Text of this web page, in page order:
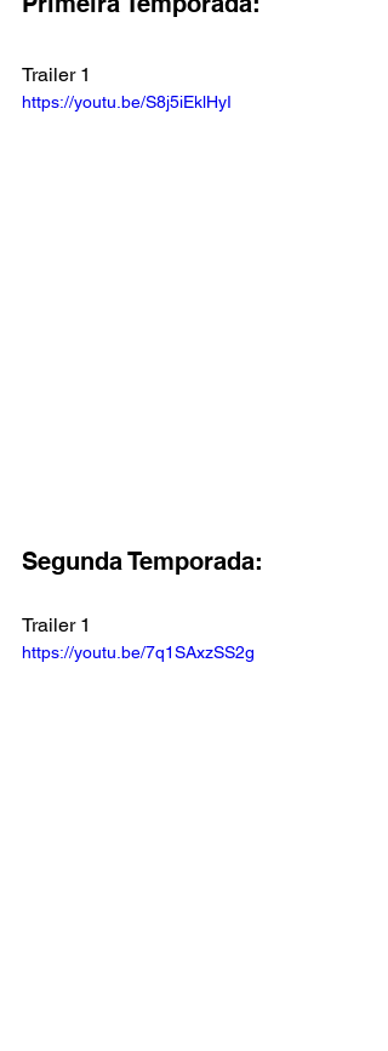
Trailer 1
https://youtu.be/S8j5iEklHyI
Segunda Temporada:
Trailer 1
https://youtu.be/7q1SAxzSS2g